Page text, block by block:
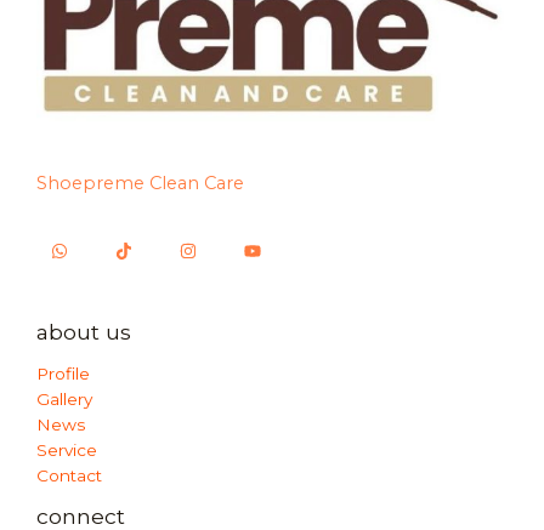
Shoepreme Clean Care
about us
Profile
Gallery
News
Service
Contact
connect